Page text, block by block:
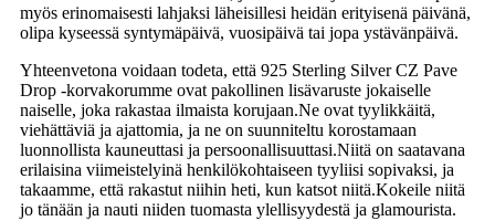
myös erinomaisesti lahjaksi läheisillesi heidän erityisenä päivänä,
olipa kyseessä syntymäpäivä, vuosipäivä tai jopa ystävänpäivä.
Yhteenvetona voidaan todeta, että 925 Sterling Silver CZ Pave
Drop -korvakorumme ovat pakollinen lisävaruste jokaiselle
naiselle, joka rakastaa ilmaista korujaan.Ne ovat tyylikkäitä,
viehättäviä ja ajattomia, ja ne on suunniteltu korostamaan
luonnollista kauneuttasi ja persoonallisuuttasi.Niitä on saatavana
erilaisina viimeistelyinä henkilökohtaiseen tyyliisi sopivaksi, ja
takaamme, että rakastut niihin heti, kun katsot niitä.Kokeile niitä
jo tänään ja nauti niiden tuomasta ylellisyydestä ja glamourista.